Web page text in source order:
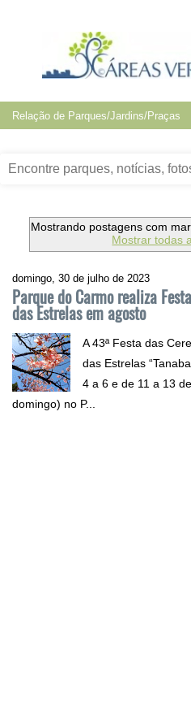
Mostrando postagens com
Mostrar todas
domingo, 30 de julho de 2023
Parque do Carmo realiza
das Estrelas em agosto
A 43ª Festa das
das Estrelas
4 a 6 e de 11 a 13
domingo) no P...